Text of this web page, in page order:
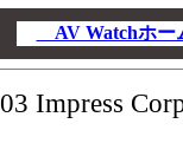
AV Watchホ
Impress